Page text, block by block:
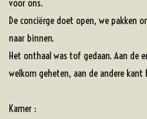
voor ons.
De conciërge doet open, we pakken
naar binnen.
Het onthaal was tof gedaan. Aan de
welkom geheten, aan de andere
Kamer :